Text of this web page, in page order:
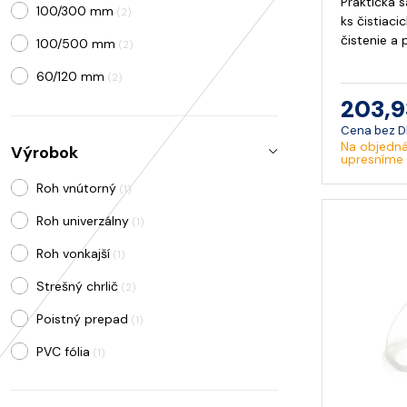
100/300 mm (2)
100/500 mm (2)
60/120 mm (2)
Výrobok
Roh vnútorný (1)
Roh univerzálny (1)
Roh vonkajší (1)
Strešný chrlič (2)
Poistný prepad (1)
PVC fólia (1)
ks
čistenie a
Cena bez
Na
upresníme